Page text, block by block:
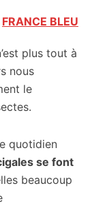
FRANCE BLEU
plus tout à
nous
le
quotidien
se font
beaucoup